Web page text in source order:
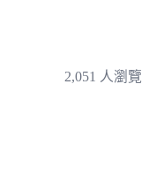
2,051 人瀏覽